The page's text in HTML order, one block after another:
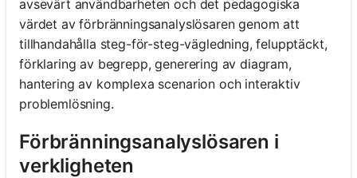
avsevärt användbarheten och det pedagogiska
värdet av förbränningsanalyslösaren genom att
tillhandahålla steg-för-steg-vägledning, felupptäckt,
förklaring av begrepp, generering av diagram,
hantering av komplexa scenarion och interaktiv
problemlösning.
Förbränningsanalyslösaren i
verkligheten